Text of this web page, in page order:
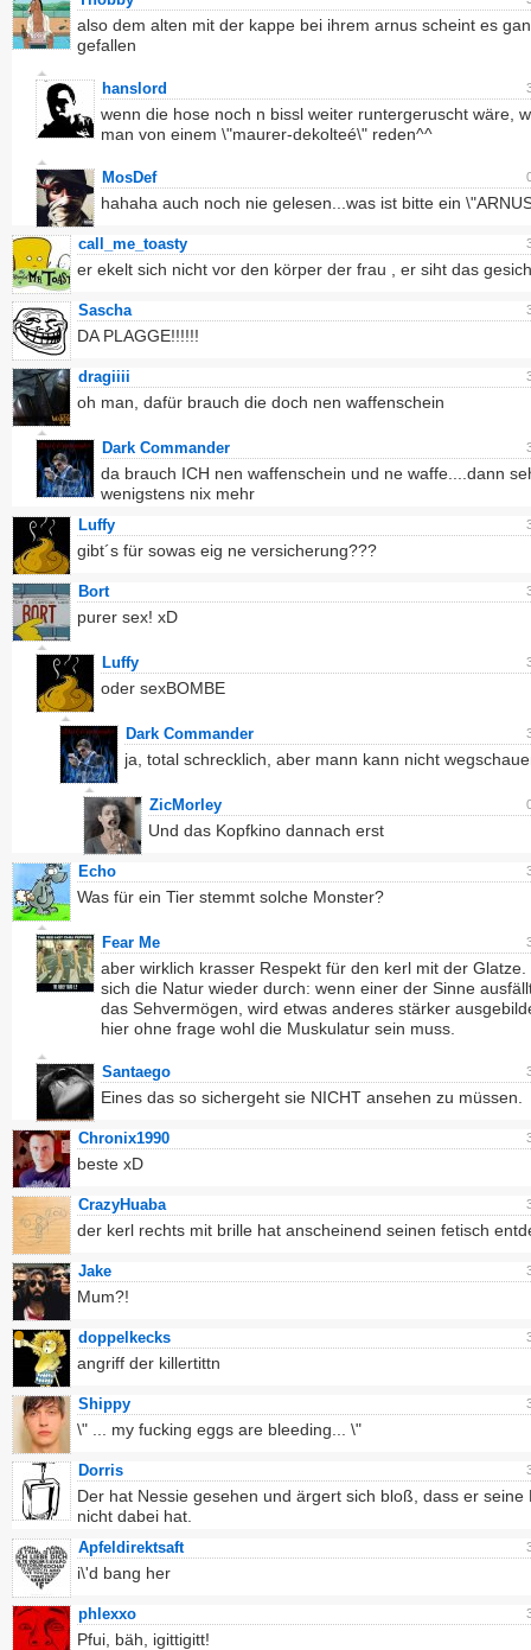
also dem alten mit der kappe bei ihrem arnus scheint es
gefallen
hanslord
wenn die hose noch n bissl weiter runtergeruscht wäre,
man von einem \"maurer-dekolteé\" reden^^
MosDef
hahaha auch noch nie gelesen...was ist bitte ein
call_me_toasty
er ekelt sich nicht vor den körper der frau , er siht das
Sascha
DA PLAGGE!!!!!!
dragiiii
oh man, dafür brauch die doch nen waffenschein
Dark Commander
da brauch ICH nen waffenschein und ne waffe....dann
wenigstens nix mehr
Luffy
gibt´s für sowas eig ne versicherung???
Bort
purer sex! xD
Luffy
oder sexBOMBE
Dark Commander
ja, total schrecklich, aber mann kann nicht
ZicMorley
Und das Kopfkino dannach erst
Echo
Was für ein Tier stemmt solche Monster?
Fear Me
aber wirklich krasser Respekt für den kerl mit der Glatze.
sich die Natur wieder durch: wenn einer der Sinne
das Sehvermögen, wird etwas anderes stärker
hier ohne frage wohl die Muskulatur sein muss.
Santaego
Eines das so sichergeht sie NICHT ansehen zu müssen.
Chronix1990
beste xD
CrazyHuaba
der kerl rechts mit brille hat anscheinend seinen fetisch
Jake
Mum?!
doppelkecks
angriff der killertittn
Shippy
\" ... my fucking eggs are bleeding... \"
Dorris
Der hat Nessie gesehen und ärgert sich bloß, dass er seine
nicht dabei hat.
Apfeldirektsaft
i\'d bang her
phlexxo
Pfui, bäh, igittigitt!